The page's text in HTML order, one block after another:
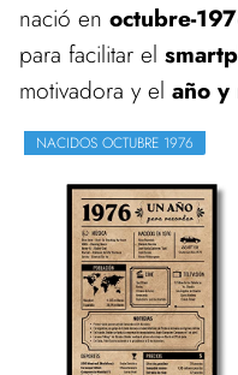
nació en octubre-
para facilitar el
motivadora y el año y
NACIDOS OCTUBRE 1976